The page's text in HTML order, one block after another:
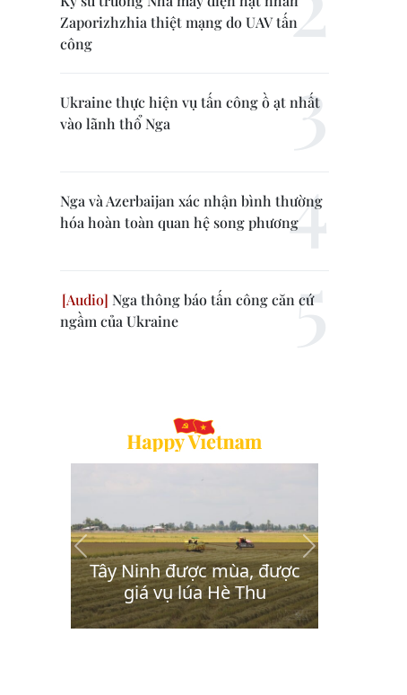
Zaporizhzhia thiệt mạng do UAV tấn
công
Ukraine thực hiện vụ tấn công ồ ạt nhất
vào lãnh thổ Nga
Nga và Azerbaijan xác nhận bình thường
hóa hoàn toàn quan hệ song phương
Nga thông báo tấn công căn cứ
ngầm của Ukraine